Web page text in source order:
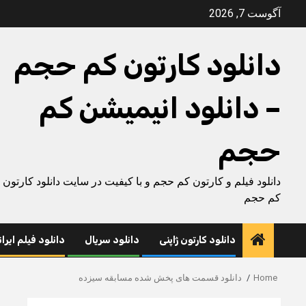
آگوست 7, 2026
دانلود کارتون کم حجم
– دانلود انیمیشن کم
حجم
دانلود فیلم و کارتون کم حجم و با کیفیت در سایت دانلود کارتون
کم حجم
دانلود کارتون ژاپنی دانلود سریال دانلود فیلم
Home دانلود قسمت های پخش شده مسابقه سیزده